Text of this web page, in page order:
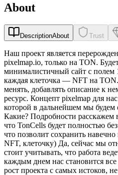
About
DescriptionAbout Trust
Наш проект является
pixelmap.io, только на TON.
минималистичный сайт с полем
каждая клеточка — NFT на
менять, добавлять описание к
ресурс. Концепт pixelmap для
которой в дальнейшем мы будем
Какие? Подробности расскажем
что TonCells будет полностью
что позволит сохранить
NFT, клеточку) Да, сейчас мы
стоит учитывать, что работа
каждым днем нас становится
рост проекта с самых истоков,